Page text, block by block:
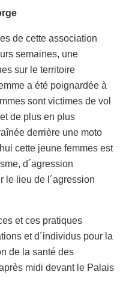
de cette association
semaines, une
sur le territoire
a été poignardée à
sont victimes de vol
de plus en plus
derrière une moto
cette jeune femmes est
d´agression
le lieu de l´agression
et ces pratiques
et d´individus pour la
de la santé des
midi devant le Palais